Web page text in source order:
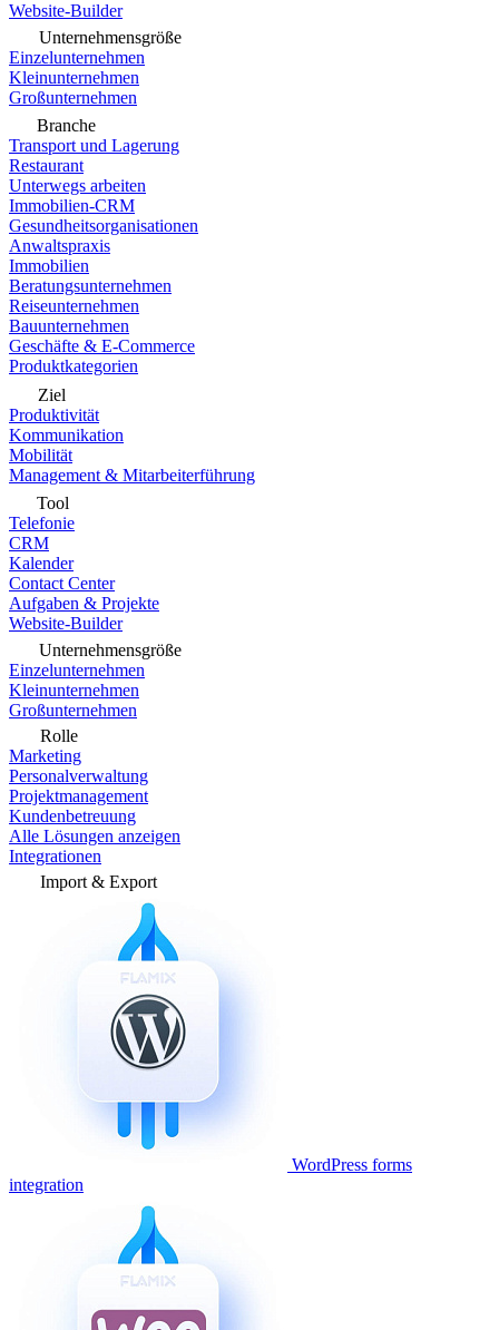
Website-Builder
Unternehmensgröße
Einzelunternehmen
Kleinunternehmen
Großunternehmen
Branche
Transport und Lagerung
Restaurant
Unterwegs arbeiten
Immobilien-CRM
Gesundheitsorganisationen
Anwaltspraxis
Immobilien
Beratungsunternehmen
Reiseunternehmen
Bauunternehmen
Geschäfte & E-Commerce
Produktkategorien
Ziel
Produktivität
Kommunikation
Mobilität
Management & Mitarbeiterführung
Tool
Telefonie
CRM
Kalender
Contact Center
Aufgaben & Projekte
Website-Builder
Unternehmensgröße
Einzelunternehmen
Kleinunternehmen
Großunternehmen
Rolle
Marketing
Personalverwaltung
Projektmanagement
Kundenbetreuung
Alle Lösungen anzeigen
Integrationen
Import & Export
WordPress forms
integration